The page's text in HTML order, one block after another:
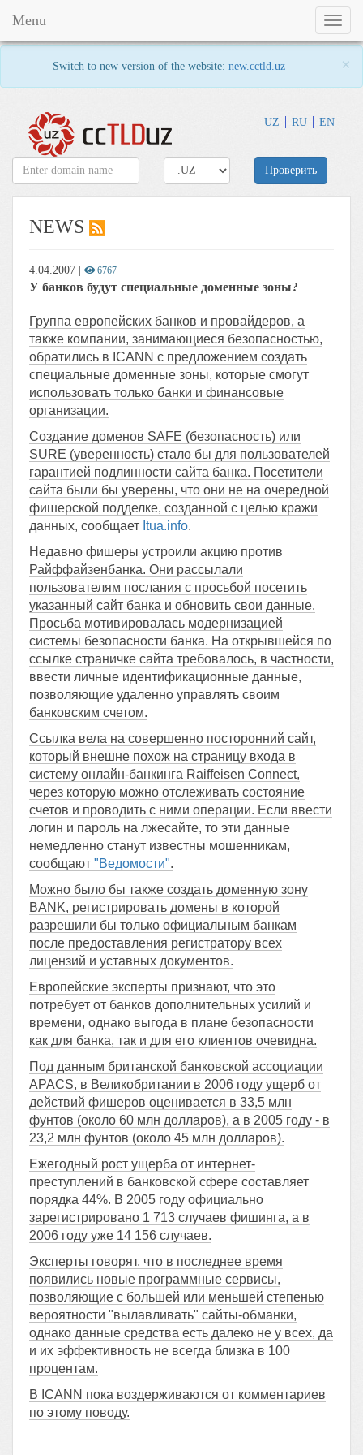
Switch to new version of the website: new.cctld.uz ×
UZ RU EN
Toggle
Menu
Проверить
NEWS
4.04.2007 6767
У банков будут специальные доменные зоны?
Группа европейских банков и провайдеров, а
также компании, занимающиеся безопасностью,
обратились в ICANN с предложением создать
специальные доменные зоны, которые смогут
использовать только банки и финансовые
организации.
Создание доменов SAFE (безопасность) или
SURE (уверенность) стало бы для пользователей
гарантией подлинности сайта банка. Посетители
сайта были бы уверены, что они не на очередной
фишерской подделке, созданной с целью кражи
данных, сообщает Itua.info.
Недавно фишеры устроили акцию против
Райффайзенбанка. Они рассылали
пользователям послания с просьбой посетить
указанный сайт банка и обновить свои данные.
Просьба мотивировалась модернизацией
системы безопасности банка. На открывшейся по
ссылке страничке сайта требовалось, в частности,
ввести личные идентификационные данные,
позволяющие удаленно управлять своим
банковским счетом.
Ссылка вела на совершенно посторонний сайт,
который внешне похож на страницу входа в
систему онлайн-банкинга Raiffeisen Connect,
через которую можно отслеживать состояние
счетов и проводить с ними операции. Если ввести
логин и пароль на лжесайте, то эти данные
немедленно станут известны мошенникам,
сообщают "Ведомости".
Можно было бы также создать доменную зону
BANK, регистрировать домены в которой
разрешили бы только официальным банкам
после предоставления регистратору всех
лицензий и уставных документов.
Европейские эксперты признают, что это
потребует от банков дополнительных усилий и
времени, однако выгода в плане безопасности
как для банка, так и для его клиентов очевидна.
Под данным британской банковской ассоциации
APACS, в Великобритании в 2006 году ущерб от
действий фишеров оценивается в 33,5 млн
фунтов (около 60 млн долларов), а в 2005 году - в
23,2 млн фунтов (около 45 млн долларов).
Ежегодный рост ущерба от интернет-
преступлений в банковской сфере составляет
порядка 44%. В 2005 году официально
зарегистрировано 1 713 случаев фишинга, а в
2006 году уже 14 156 случаев.
Эксперты говорят, что в последнее время
появились новые программные сервисы,
позволяющие с большей или меньшей степенью
вероятности "вылавливать" сайты-обманки,
однако данные средства есть далеко не у всех, да
и их эффективность не всегда близка в 100
процентам.
В ICANN пока воздерживаются от комментариев
по этому поводу.